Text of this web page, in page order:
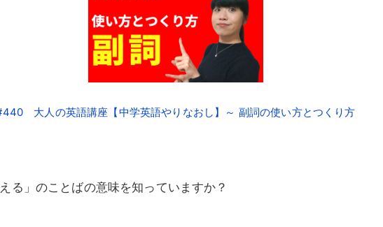
大人の英語講座【中学英語やりなおし】～ 副詞の使い方とつくり方
る」のことばの意味を知っていますか？